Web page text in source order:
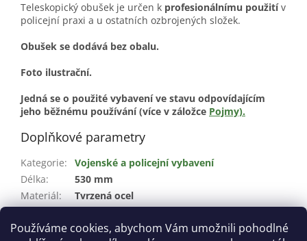
Používáme cookies, abychom Vám umožnili pohodlné
Teleskopický obušek je určen k profesionálnímu použití v
policejní praxi a u ostatních ozbrojených složek.
Obušek se dodává bez obalu.
Foto ilustrační.
Jedná se o použité vybavení ve stavu odpovídajícím
jeho běžnému používání (více v záložce Pojmy).
Doplňkové parametry
Kategorie:
Vojenské a policejní vybavení
Délka:
530 mm
Materiál:
Tvrzená ocel
Velikost:
21"